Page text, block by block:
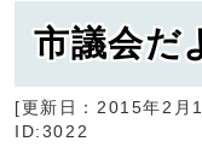
市議会だ
[更新日： 2015年2月
ID:3022